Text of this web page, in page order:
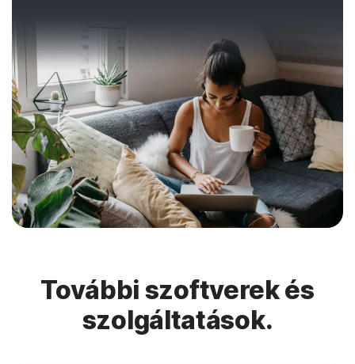
További szoftverek és
szolgáltatások.